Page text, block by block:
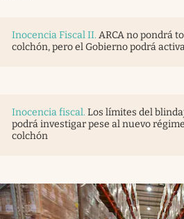
Mundial 2026
Mediakit
abre en nueva pestaña
Inocencia Fiscal II. ARCA no pondrá
colchón, pero el Gobierno podrá
Inocencia fiscal. Los límites del
podrá investigar pese al nuevo
colchón